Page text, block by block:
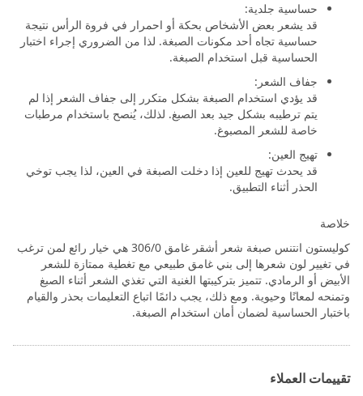
حساسية جلدية:
قد يشعر بعض الأشخاص بحكة أو احمرار في فروة الرأس نتيجة
حساسية تجاه أحد مكونات الصبغة. لذا من الضروري إجراء اختبار
الحساسية قبل استخدام الصبغة.
جفاف الشعر:
قد يؤدي استخدام الصبغة بشكل متكرر إلى جفاف الشعر إذا لم
يتم ترطيبه بشكل جيد بعد الصبغ. لذلك، يُنصح باستخدام مرطبات
خاصة للشعر المصبوغ.
تهيج العين:
قد يحدث تهيج للعين إذا دخلت الصبغة في العين، لذا يجب توخي
الحذر أثناء التطبيق.
خلاصة
كوليستون انتنس صبغة شعر أشقر غامق 306/0 هي خيار رائع لمن ترغب
في تغيير لون شعرها إلى بني غامق طبيعي مع تغطية ممتازة للشعر
الأبيض أو الرمادي. تتميز بتركيبتها الغنية التي تغذي الشعر أثناء الصبغ
وتمنحه لمعانًا وحيوية. ومع ذلك، يجب دائمًا اتباع التعليمات بحذر والقيام
باختبار الحساسية لضمان أمان استخدام الصبغة.
تقييمات العملاء